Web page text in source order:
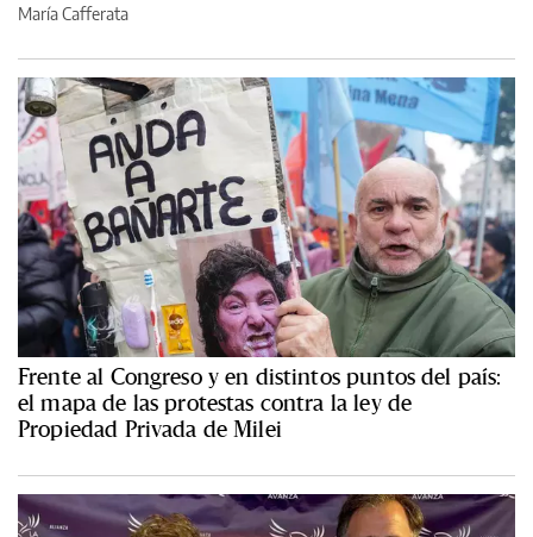
María Cafferata
Frente al Congreso y en distintos puntos del país:
el mapa de las protestas contra la ley de
Propiedad Privada de Milei